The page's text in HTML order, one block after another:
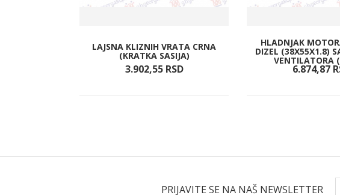
LAJSNA KLIZNIH VRATA CRNA
(KRATKA SASIJA)
3.902,55 RSD
HLADNJAK
DIZEL (38X55X1.8)
VENTILATORA
6.874,87
PRIJAVITE SE NA NAŠ NEWSLETTER